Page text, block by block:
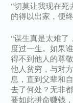
“切莫让我现在死
的得以出家，便
“谋生真是太难了
度过一生。如果
得不到他人的尊
他人贫穷，与对
息，直到父辈和
去了何处？无非
要如此拼命赚钱